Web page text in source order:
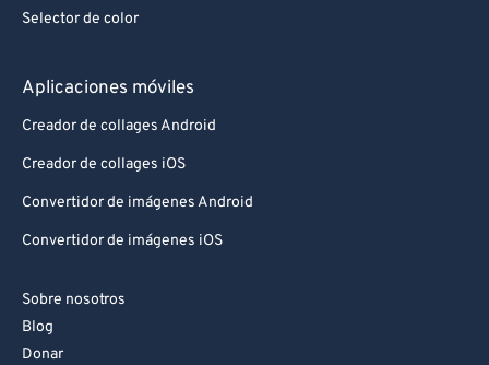
Selector de color
Aplicaciones móviles
Creador de collages Android
Creador de collages iOS
Convertidor de imágenes Android
Convertidor de imágenes iOS
Sobre nosotros
Blog
Donar